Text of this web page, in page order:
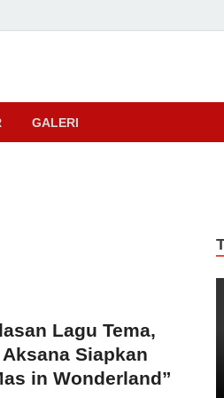
GALERI
Lagu Tema,
Siapkan
in Wonderland”